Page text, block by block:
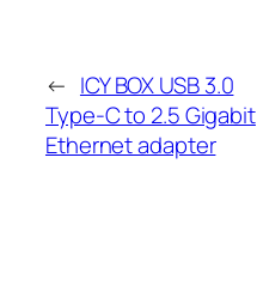
← ICY BOX USB 3.0
Type-C to 2.5 Gigabit
Ethernet adapter